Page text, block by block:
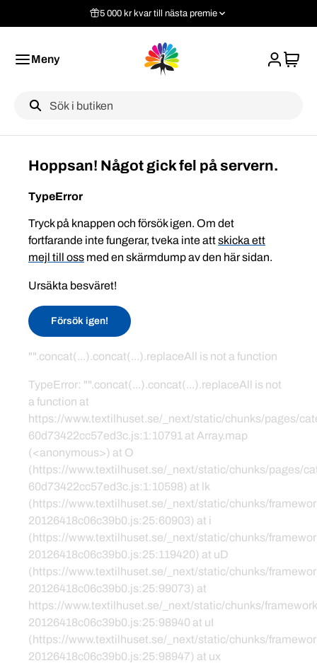
5 000 kr kvar till nästa premie
Meny
Label
Hoppsan! Något gick fel på servern.
TypeError
Tryck på knappen och försök igen. Om det
fortfarande inte fungerar, tveka inte attskicka ett
mejl till oss med en skärmdump av den här sidan.
Ursäkta besväret!
Försök igen!
"".concat(...).concat(...).replaceAll is not a function
TypeError: "".concat(...).concat(...).replaceAll is not
a function at
https://www.textilhuset.se/_next/static/chunks/pages/
60d73422cc57ed3c.js:1:10791 at Array.map
(<anonymous>) at O
(https://www.textilhuset.se/_next/static/chunks/pages/
60d73422cc57ed3c.js:1:10598) at lk
(https://www.textilhuset.se/_next/static/chunks/
20126418c06c39b0.js:25:60903) at i
(https://www.textilhuset.se/_next/static/chunks/
20126418c06c39b0.js:25:119420) at uD
(https://www.textilhuset.se/_next/static/chunks/
20126418c06c39b0.js:25:99073) at
https://www.textilhuset.se/_next/static/chunks/
20126418c06c39b0.js:25:98940 at uI
(https://www.textilhuset.se/_next/static/chunks/
20126418c06c39b0.js:25:98947) at ux